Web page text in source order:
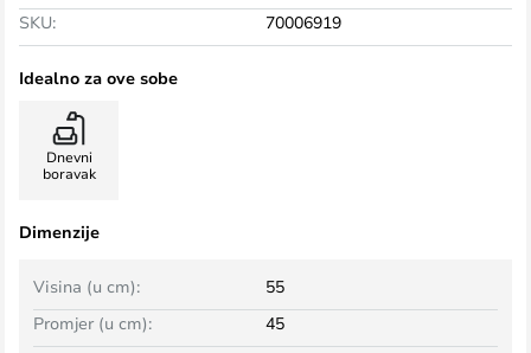
SKU:
70006919
Idealno za ove sobe
Dnevni
boravak
Dimenzije
Visina (u cm):
55
Promjer (u cm):
45